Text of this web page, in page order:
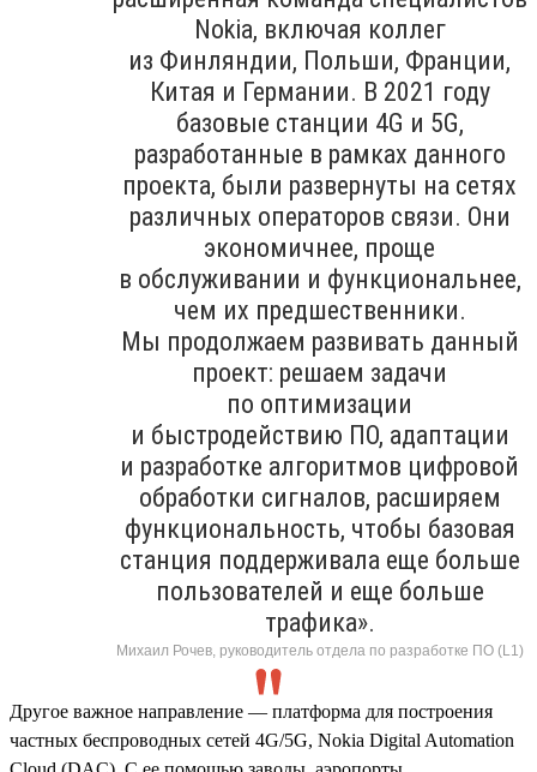
Nokia, включая коллег
из Финляндии, Польши, Франции,
Китая и Германии. В 2021 году
базовые станции 4G и 5G,
разработанные в рамках данного
проекта, были развернуты на сетях
различных операторов связи. Они
экономичнее, проще
в обслуживании и функциональнее,
чем их предшественники.
Мы продолжаем развивать данный
проект: решаем задачи
по оптимизации
и быстродействию ПО, адаптации
и разработке алгоритмов цифровой
обработки сигналов, расширяем
функциональность, чтобы базовая
станция поддерживала еще больше
пользователей и еще больше
трафика».
Михаил Рочев, руководитель отдела по разработке ПО (L1)
Другое важное направление — платформа для построения
частных беспроводных сетей 4G/5G, Nokia Digital Automation